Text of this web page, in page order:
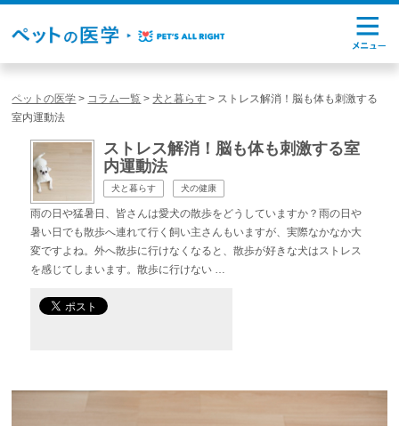
ペットの医学 > コラム一覧 >犬と暮らす > ストレス解消！脳も体も刺激する
室内運動法
ストレス解消！脳も体も刺激する室
内運動法
犬と暮らす 犬の健康
雨の日や猛暑日、皆さんは愛犬の散歩をどうしていますか？雨の日や
暑い日でも散歩へ連れて行く飼い主さんもいますが、実際なかなか大
変ですよね。外へ散歩に行けなくなると、散歩が好きな犬はストレス
を感じてしまいます。散歩に行けない …